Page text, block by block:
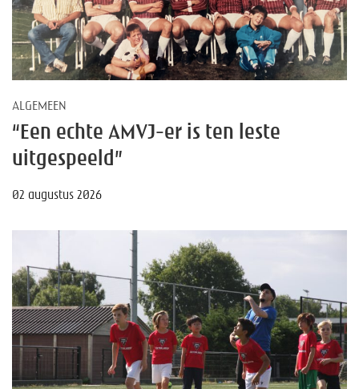
ALGEMEEN
“Een echte AMVJ-er is ten leste
uitgespeeld”
02 augustus 2026